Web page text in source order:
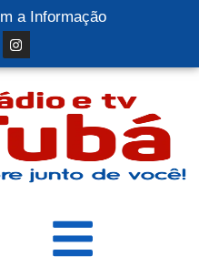
a Informação